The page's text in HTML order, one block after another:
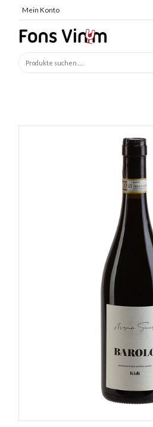
Mein Konto